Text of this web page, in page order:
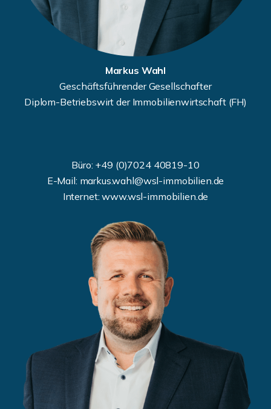
Markus Wahl
Geschäftsführender Gesellschafter
Diplom-Betriebswirt der Immobilienwirtschaft (FH)
Büro: +49 (0)7024 40819-10
E-Mail: markus.wahl@wsl-immobilien.de
Internet: www.wsl-immobilien.de